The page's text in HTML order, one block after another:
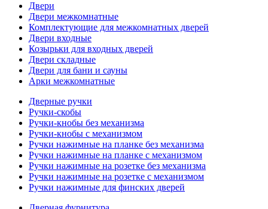
Двери
Двери межкомнатные
Комплектующие для межкомнатных дверей
Двери входные
Козырьки для входных дверей
Двери складные
Двери для бани и сауны
Арки межкомнатные
Дверные ручки
Ручки-скобы
Ручки-кнобы без механизма
Ручки-кнобы с механизмом
Ручки нажимные на планке без механизма
Ручки нажимные на планке с механизмом
Ручки нажимные на розетке без механизма
Ручки нажимные на розетке с механизмом
Ручки нажимные для финских дверей